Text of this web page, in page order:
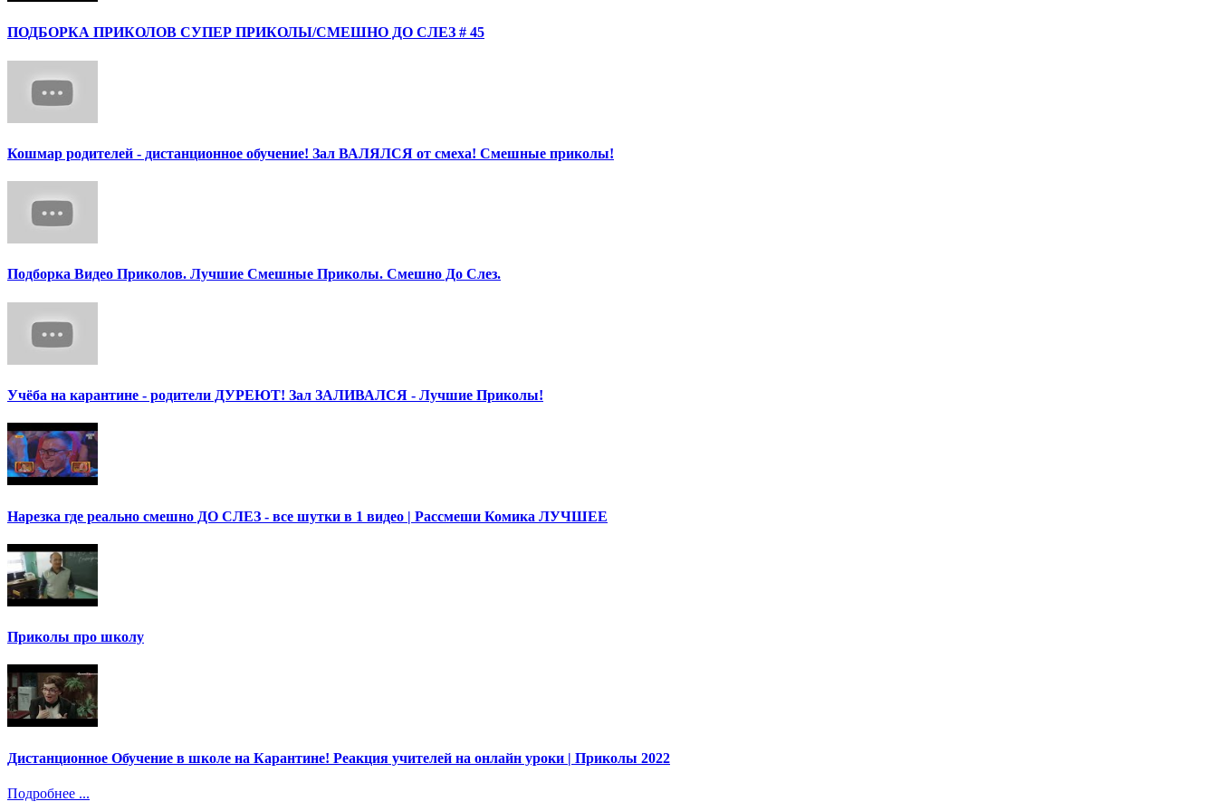
ПОДБОРКА ПРИКОЛОВ СУПЕР ПРИКОЛЫ/СМЕШНО ДО СЛЕЗ # 45
Кошмар родителей - дистанционное обучение! Зал ВАЛЯЛСЯ от смеха! Смешные приколы!
Подборка Видео Приколов. Лучшие Смешные Приколы. Смешно До Слез.
Учёба на карантине - родители ДУРЕЮТ! Зал ЗАЛИВАЛСЯ - Лучшие Приколы!
Нарезка где реально смешно ДО СЛЕЗ - все шутки в 1 видео | Рассмеши Комика ЛУЧШЕЕ
Приколы про школу
Дистанционное Обучение в школе на Карантине! Реакция учителей на онлайн уроки | Приколы 2022
Подробнее ...